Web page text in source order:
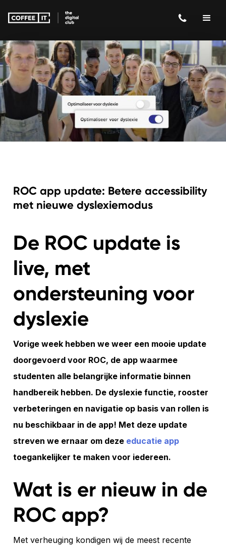
ROC app update: Betere accessibility
met nieuwe dyslexiemodus
De ROC update is
live, met
ondersteuning voor
dyslexie
Vorige week hebben we weer een mooie update
doorgevoerd voor ROC, de app waarmee
studenten alle belangrijke informatie binnen
handbereik hebben. De dyslexie functie, rooster
verbeteringen en navigatie op basis van rollen is
nu beschikbaar in de app! Met deze update
streven we ernaar om deze educatie app
toegankelijker te maken voor iedereen.
Wat is er nieuw in de
ROC app?
Met verheuging kondigen wij de meest recente